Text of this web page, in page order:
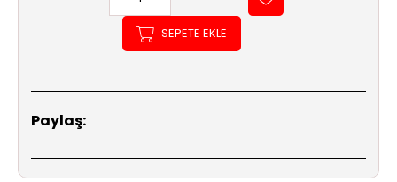
SEPETE EKLE
Paylaş: